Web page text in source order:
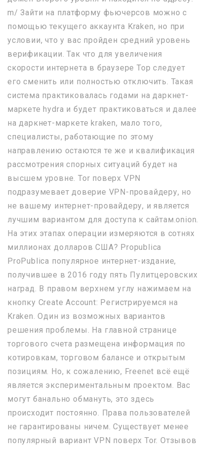
m/ Зайти на платформу фьючерсов можно с
помощью текущего аккаунта Kraken, но при
условии, что у вас пройден средний уровень
верификации. Так что для увеличения
скорости интернета в браузере Тор следует
его сменить или полностью отключить. Такая
система практиковалась годами на даркнет-
маркете hydra и будет практиковаться и далее
на даркнет-маркете kraken, мало того,
специалисты, работающие по этому
направлению остаются те же и квалификация
рассмотрения спорных ситуаций будет на
высшем уровне. Tor поверх VPN
подразумевает доверие VPN-провайдеру, но
не вашему интернет-провайдеру, и является
лучшим вариантом для доступа к сайтам.onion.
На этих этапах операции измеряются в сотнях
миллионах долларов США? Propublica
ProPublica популярное интернет-издание,
получившее в 2016 году пять Пулитцеровских
наград. В правом верхнем углу нажимаем на
кнопку Create Account: Регистрируемся на
Kraken. Один из возможных вариантов
решения проблемы. На главной странице
торгового счета размещена информация по
котировкам, торговом балансе и открытым
позициям. Но, к сожалению, Freenet всё ещё
является экспериментальным проектом. Вас
могут банально обмануть, это здесь
происходит постоянно. Права пользователей
не гарантированы ничем. Существует менее
популярный вариант VPN поверх Tor. Отзывов